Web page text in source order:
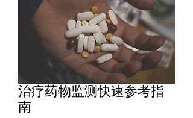
治疗药物监测快速参考指
南